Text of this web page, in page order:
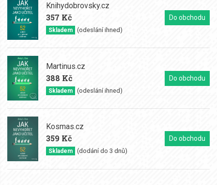
Knihydobrovsky.cz
357 Kč
Skladem (odeslání ihned)
Do obchodu
Martinus.cz
388 Kč
Skladem (odeslání ihned)
Do obchodu
Kosmas.cz
359 Kč
Skladem (dodání do 3 dnů)
Do obchodu